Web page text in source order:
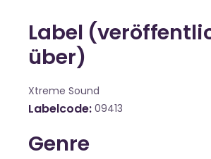
Label
über)
Xtreme Sound
Labelcode 09413
Genre